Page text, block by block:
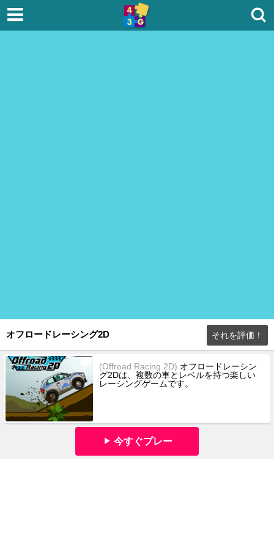
オフロードレーシング2D それを評価！
(Offroad Racing 2D) オフロードレーシン
グ2Dは、複数の車とレベルを持つ楽しい
レーシングゲームです。
今すぐプレー